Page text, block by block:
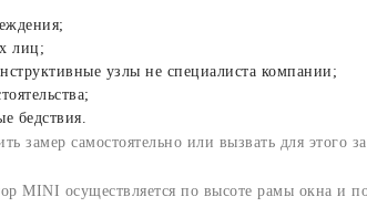
лиц;
узлы не специалиста компании;
бедствия.
замер самостоятельно или вызвать для
MINI осуществляется по высоте рамы окна и